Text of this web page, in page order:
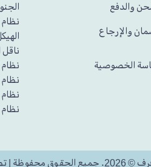
والدفع
والإرجاع
الخصوصية
نظام
ناقل
نظام
نظام
| تطوير فريق رفرف